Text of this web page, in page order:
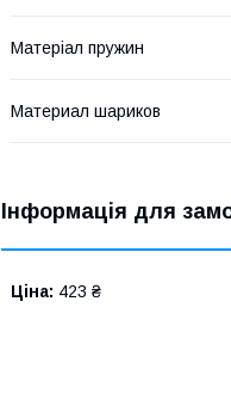
Матеріал пружин
Материал шариков
Інформація для
Ціна: 423 ₴